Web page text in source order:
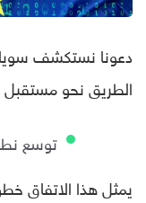
دعونا نستكشف سويا
الطريق نحو مستقبل
توسع
يمثل هذا الاتفاق